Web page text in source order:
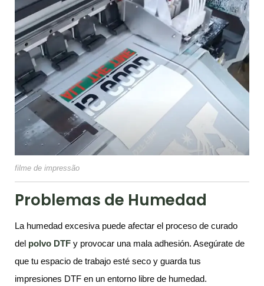
filme de impressão
Problemas de Humedad
La humedad excesiva puede afectar el proceso de curado
del polvo DTF y provocar una mala adhesión. Asegúrate de
que tu espacio de trabajo esté seco y guarda tus
impresiones DTF en un entorno libre de humedad.